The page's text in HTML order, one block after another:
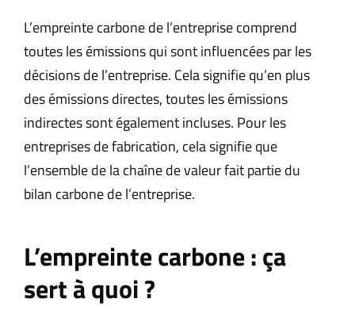
L’empreinte carbone de l’entreprise comprend
toutes les émissions qui sont influencées par les
décisions de l’entreprise. Cela signifie qu’en plus
des émissions directes, toutes les émissions
indirectes sont également incluses. Pour les
entreprises de fabrication, cela signifie que
l’ensemble de la chaîne de valeur fait partie du
bilan carbone de l’entreprise.
L’empreinte carbone : ça
sert à quoi ?